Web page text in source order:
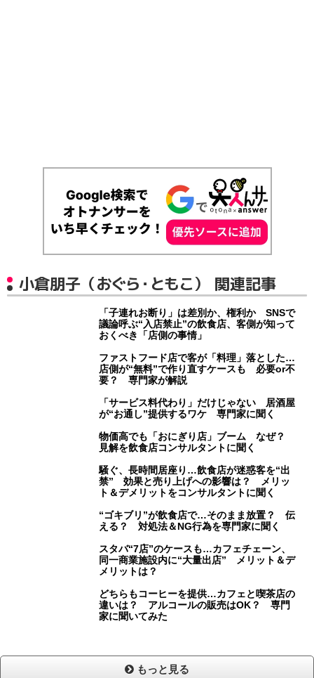
小倉朋子（おぐら・ともこ） 関連記事
「子連れお断り」は差別か、権利か SNSで
議論呼ぶ“入店禁止”の飲食店、客側が知って
おくべき「店側の事情」
ファストフード店で客が「料理」落とした…
店側が“無料”で作り直すケースも 必要or不
要？ 専門家が解説
「サービス料代わり」だけじゃない 居酒屋
が“お通し”提供するワケ 専門家に聞く
物価高でも「おにぎり店」ブーム なぜ？
見解を飲食店コンサルタントに聞く
騒ぐ、長時間居座り…飲食店が迷惑客を“出
禁” 効果と売り上げへの影響は？ メリッ
ト＆デメリットをコンサルタントに聞く
“ゴキブリ”が飲食店で…そのまま放置？ 伝
える？ 対処法＆NG行為を専門家に聞く
スタバ“7店”のケースも…カフェチェーン、
同一商業施設内に“大量出店” メリット＆デ
メリットは？
どちらもコーヒーを提供…カフェと喫茶店の
違いは？ アルコールの販売はOK？ 専門
家に聞いてみた
もっと見る